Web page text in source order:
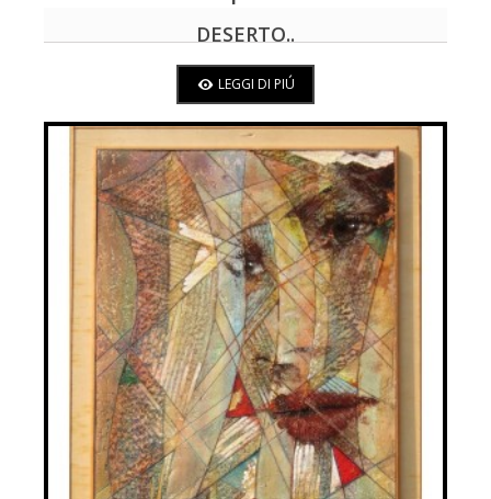
DESERTO..
LEGGI DI PIÚ